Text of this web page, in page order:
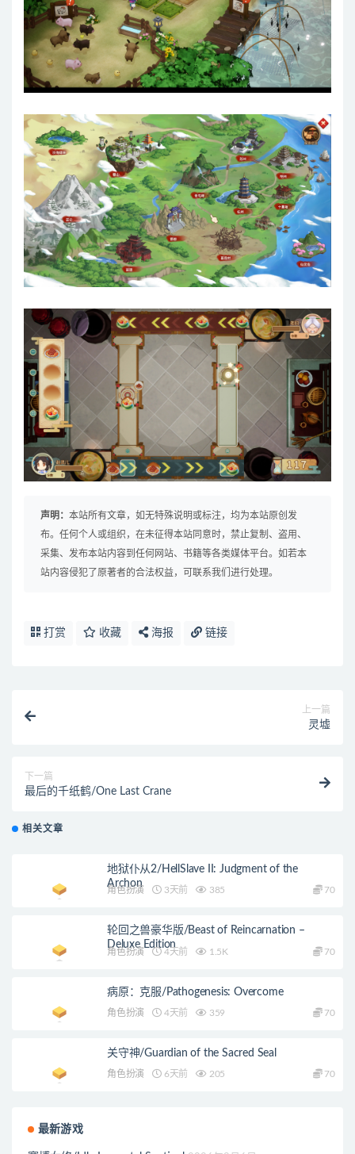
声明： 本站所有文章，如无特殊说明或标注，均为本站原创发
布。任何个人或组织，在未征得本站同意时，禁止复制、盗用、
采集、发布本站内容到任何网站、书籍等各类媒体平台。如若本
站内容侵犯了原著者的合法权益，可联系我们进行处理。
打赏 收藏 海报 链接
上一篇
灵墟
下一篇
最后的千纸鹤/One Last Crane
相关文章
地狱仆从2/HellSlave II: Judgment of the
Archon
角色扮演 3天前 385 70
轮回之兽豪华版/Beast of Reincarnation –
Deluxe Edition
角色扮演 4天前 1.5K 70
病原：克服/Pathogenesis: Overcome
角色扮演 4天前 359 70
关守神/Guardian of the Sacred Seal
角色扮演 6天前 205 70
最新游戏